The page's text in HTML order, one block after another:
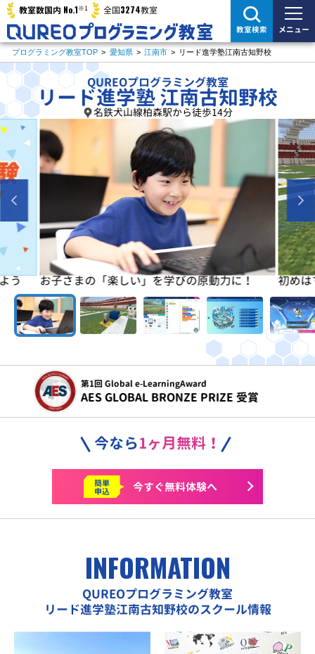
教室数国内 No.1※1 全国3274教室
教室検索 メニュー
プログラミング教室TOP > 愛知県 > 江南市 > リード進学塾江南古知野校
QUREOプログラミング教室
リード進学塾 江南古知野校
名鉄犬山線柏森駅から徒歩14分
う お子さまの「楽しい」を学びの原動力に！ 初め
令和5年度
文部科学省 こども霞が関見学デー 参画
今なら1ヶ月無料！
簡単
申込 今すぐ無料体験へ
INFORMATION
QUREOプログラミング教室
リード進学塾江南古知野校のスクール情報